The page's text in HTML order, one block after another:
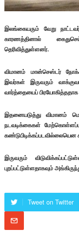
இலங்கையரும் வேறு
காரணத்தினால்
தெரிவித்துள்ளனர்.
விமானம் மான்செஸ்டர்
இவர்கள் இருவரும்
வார்த்தையைப்
இதனையடுத்து விமானம்
நடவடிக்கைகள்
கண்டுபிடிக்கப்படவில்லையென
இருவரும்
புறப்பட்டுள்ளதாகவும்
Tweet on Twitter